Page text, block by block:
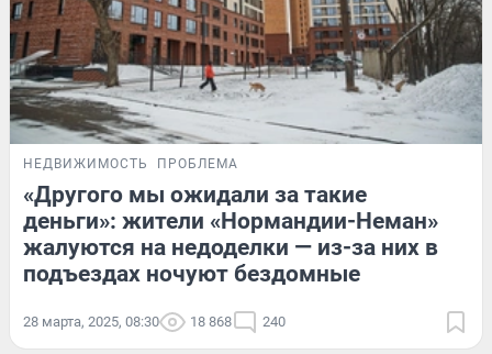
НЕДВИЖИМОСТЬ ПРОБЛЕМА
«Другого мы ожидали за такие
деньги»: жители «Нормандии-Неман»
жалуются на недоделки — из-за них в
подъездах ночуют бездомные
28 марта, 2025, 08:30 18 868 240